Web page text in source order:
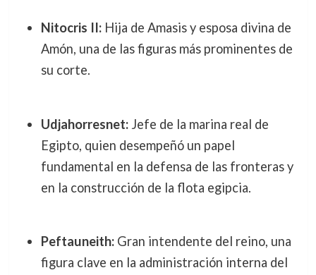
Nitocris II:Hija de Amasis y esposa divina de
Amón, una de las figuras más prominentes de
su corte.
Udjahorresnet:Jefe de la marina real de
Egipto, quien desempeñó un papel
fundamental en la defensa de las fronteras y
en la construcción de la flota egipcia.
Peftauneith:Gran intendente del reino, una
figura clave en la administración interna del